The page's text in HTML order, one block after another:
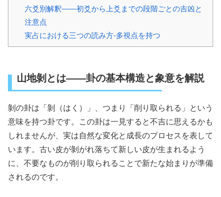
六爻別解釈――初爻から上爻までの段階ごとの吉凶と
注意点
実占における三つの読み方-多視点を持つ
山地剝とは――卦の基本構造と象意を解説
剝の卦は「剝（はく）」、つまり「削り取られる」という
意味を持つ卦です。この卦は一見すると不吉に思えるかも
しれませんが、実は自然な変化と成長のプロセスを表して
います。古い皮が剝がれ落ちて新しい皮が生まれるよう
に、不要なものが削り取られることで新たな始まりが準備
されるのです。